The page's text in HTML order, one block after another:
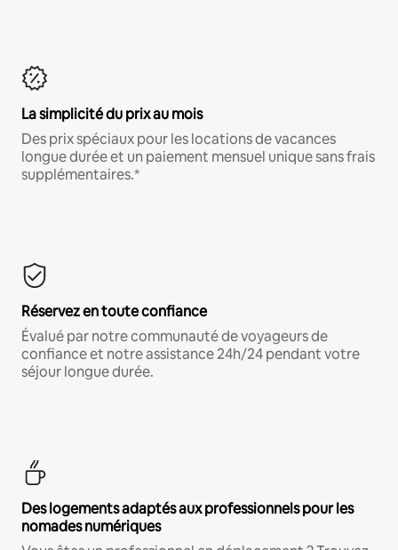
La simplicité du prix au mois
Des prix spéciaux pour les locations de vacances
longue durée et un paiement mensuel unique sans frais
supplémentaires.*
Réservez en toute confiance
Évalué par notre communauté de voyageurs de
confiance et notre assistance 24h/24 pendant votre
séjour longue durée.
Des logements adaptés aux professionnels pour les
nomades numériques